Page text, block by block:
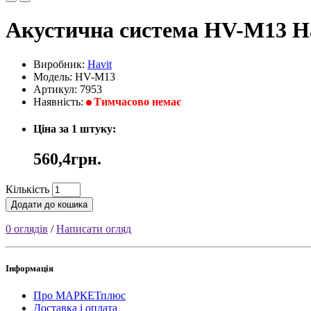
Акустична система HV-M13
Виробник: Havit
Модель: HV-M13
Артикул: 7953
Наявність:
Тимчасово немає
Ціна за 1 штуку:
560,4грн.
Кількість
Додати до кошика
0 оглядів /Написати огляд
Інформація
Про МАРКЕТплюс
Доставка і оплата